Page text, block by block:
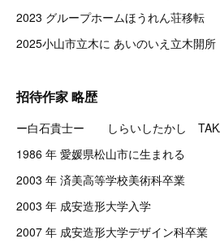
2023 グループホームほうれん荘移転
2025小山市立木に あいのいえ立木開所
招待作家 略歴
ー白石貴士ー しらいしたかし
1986 年 愛媛県松山市に生まれる
2003 年 済美高等学校美術科卒業
2003 年 成安造形大学入学
2007 年 成安造形大学デザイン科卒業